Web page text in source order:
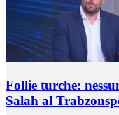
Follie turche:
Salah al